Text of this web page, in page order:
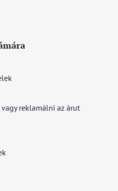
reklamálni az árut